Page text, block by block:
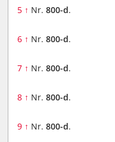
5 ↑ Nr.800-d.
6 ↑ Nr.800-d.
7 ↑ Nr.800-d.
8 ↑ Nr.800-d.
9 ↑ Nr.800-d.